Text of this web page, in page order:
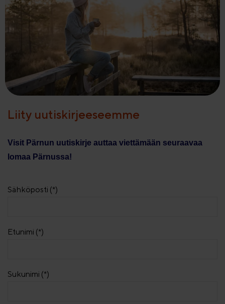
Liity uutiskirjeeseemme
Visit Pärnun uutiskirje auttaa viettämään seuraavaa
lomaa Pärnussa!
Sähköposti (*)
Etunimi (*)
Sukunimi (*)